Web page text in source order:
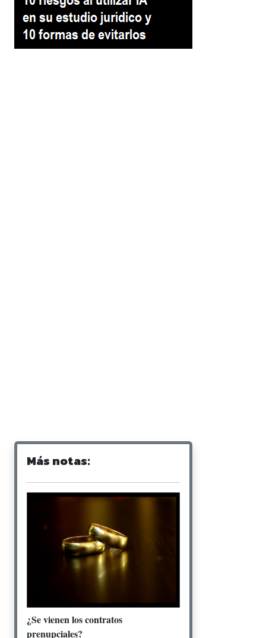
Más notas:
¿Se vienen los contratos
prenupciales?